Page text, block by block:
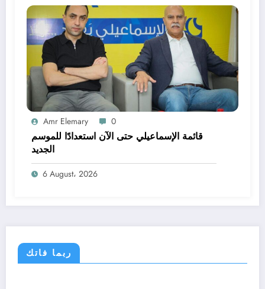
Amr Elemary 0
قائمة الإسماعيلي حتى الآن استعدادًا للموسم
الجديد
6 August، 2026
ربما فاتك